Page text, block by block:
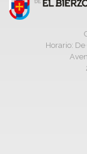
Horario: